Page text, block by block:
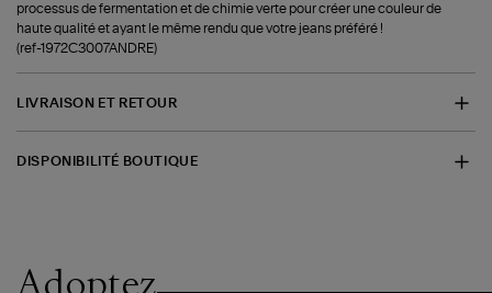
processus de fermentation et de chimie verte pour créer une couleur de
haute qualité et ayant le même rendu que votre jeans préféré !
(ref-1972C3007ANDRE)
LIVRAISON ET RETOUR
DISPONIBILITÉ BOUTIQUE
Adoptez